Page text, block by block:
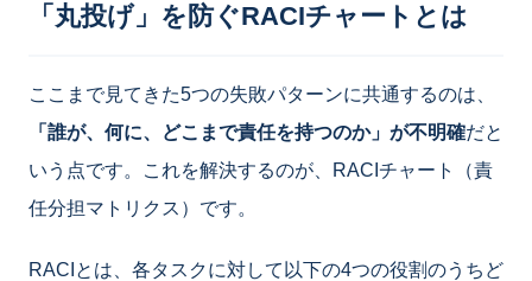
「丸投げ」を防ぐRACIチャートとは
ここまで見てきた5つの失敗パターンに共通するのは、
「誰が、何に、どこまで責任を持つのか」が不明確だと
いう点です。これを解決するのが、RACIチャート（責
任分担マトリクス）です。
RACIとは、各タスクに対して以下の4つの役割のうちど